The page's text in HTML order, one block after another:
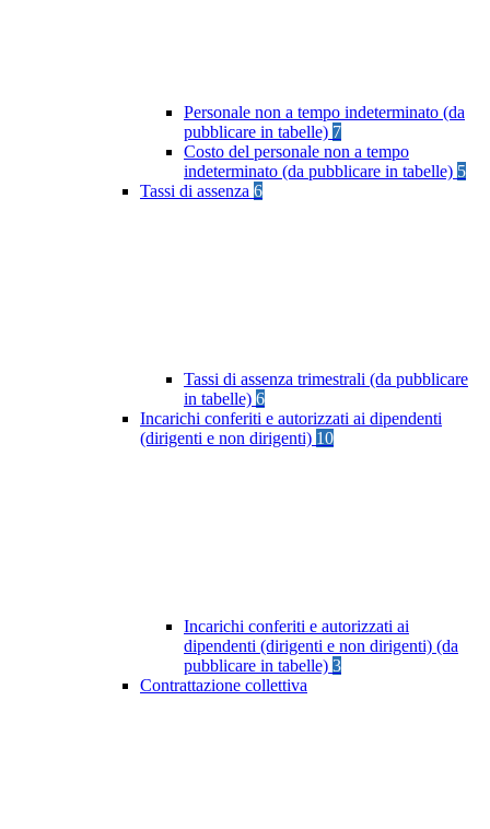
Personale non a tempo indeterminato (da
pubblicare in tabelle) 7
Costo del personale non a tempo
indeterminato (da pubblicare in tabelle) 5
Tassi di assenza 6
Tassi di assenza trimestrali (da pubblicare
in tabelle) 6
Incarichi conferiti e autorizzati ai dipendenti
(dirigenti e non dirigenti) 10
Incarichi conferiti e autorizzati ai
dipendenti (dirigenti e non dirigenti) (da
pubblicare in tabelle) 3
Contrattazione collettiva